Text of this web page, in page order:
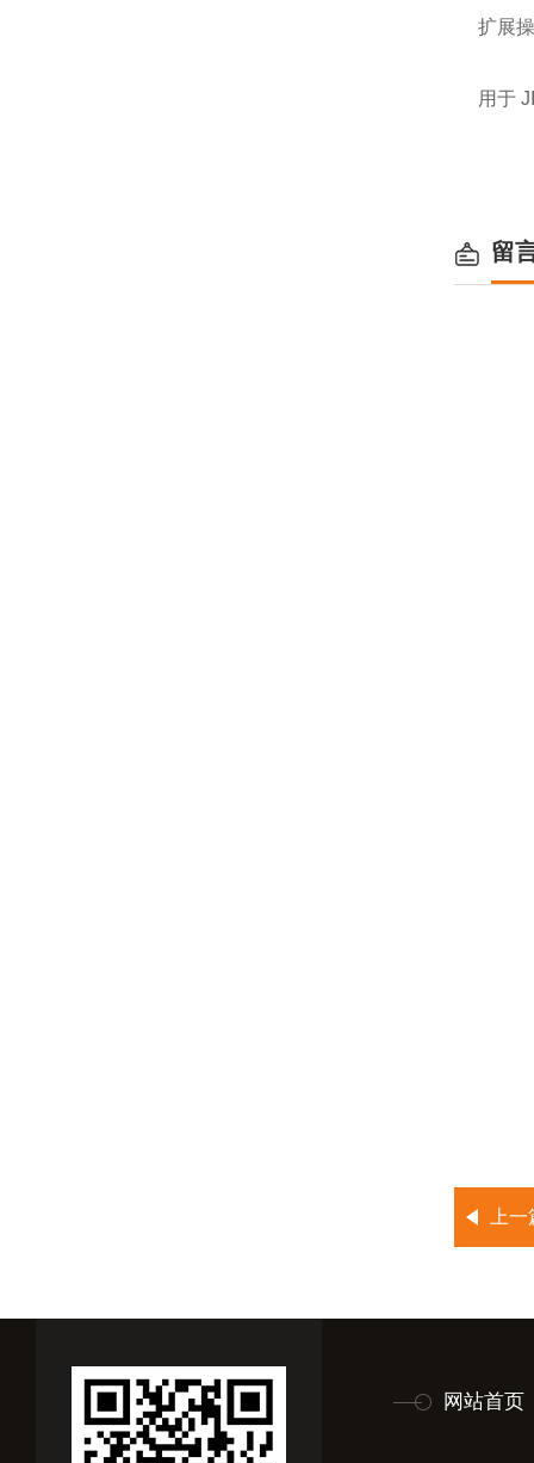
扩展
用于
留
上
网站首页